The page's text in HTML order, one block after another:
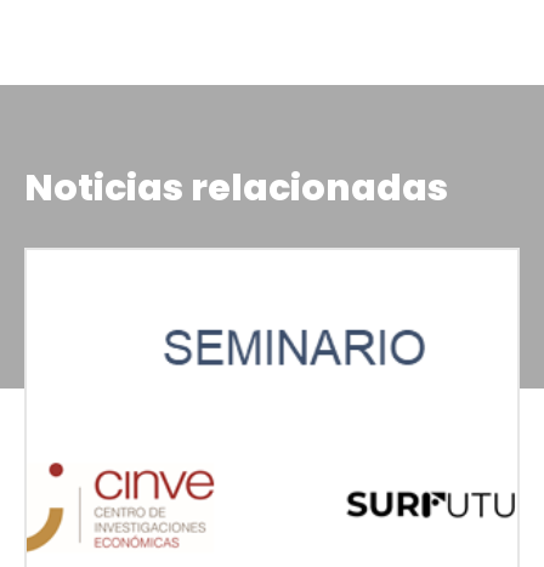
Noticias relacionadas